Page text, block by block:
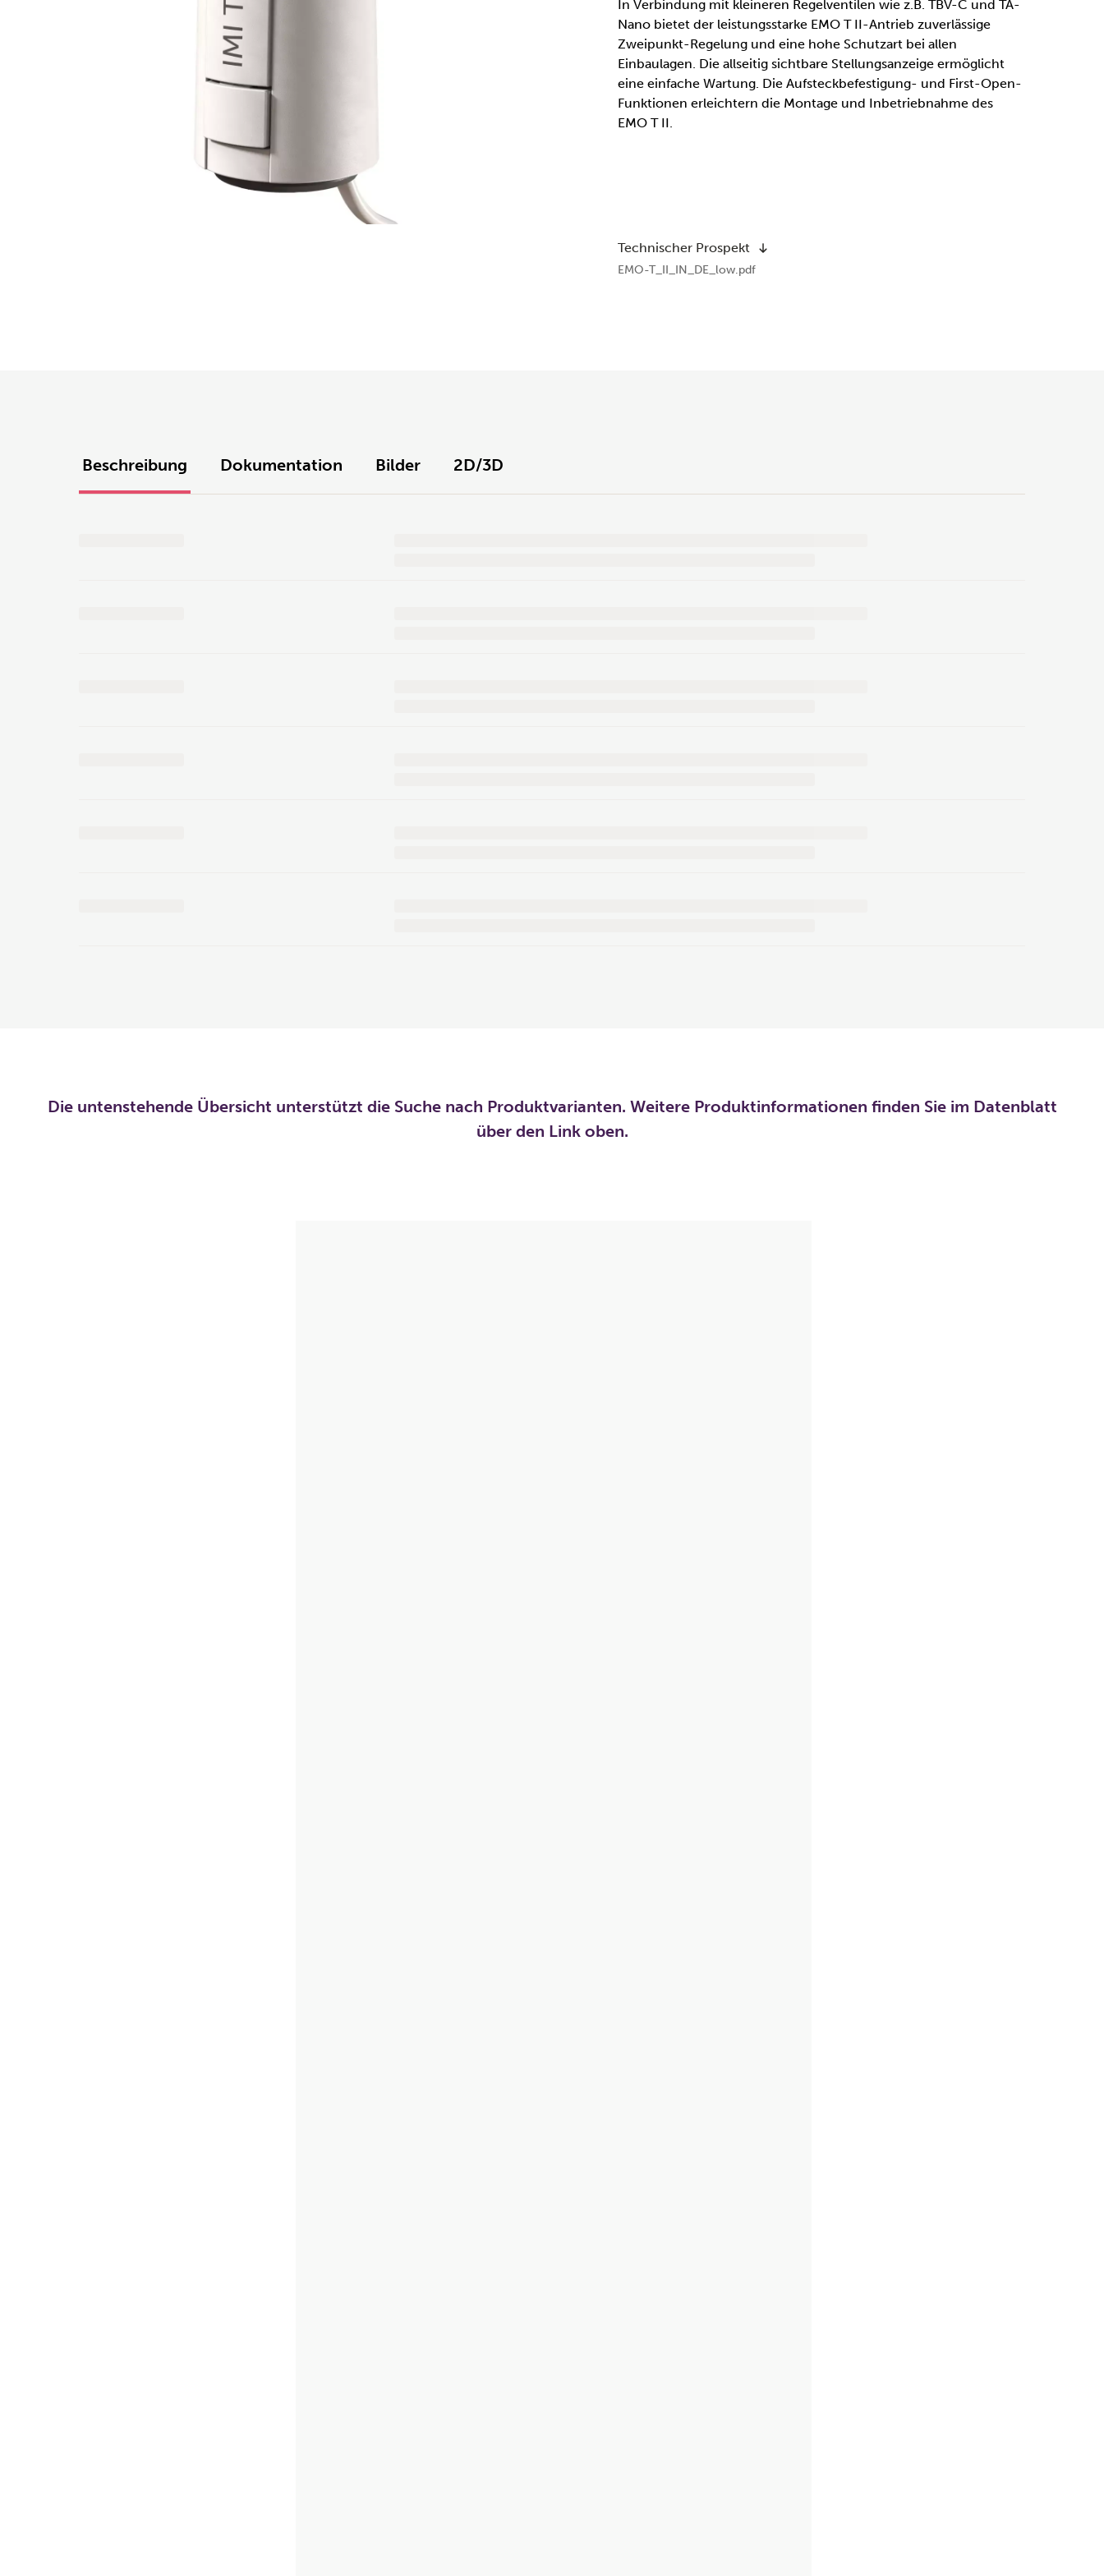
In Verbindung mit kleineren Regelventilen wie z.B. TBV-C und TA-
Nano bietet der leistungsstarke EMO T II-Antrieb zuverlässige
Zweipunkt-Regelung und eine hohe Schutzart bei allen
Einbaulagen. Die allseitig sichtbare Stellungsanzeige ermöglicht
eine einfache Wartung. Die Aufsteckbefestigung- und First-Open-
Funktionen erleichtern die Montage und Inbetriebnahme des
EMO T II.
Technischer Prospekt
EMO-T_II_IN_DE_low.pdf
Beschreibung Dokumentation Bilder 2D/3D
Die untenstehende Übersicht unterstützt die Suche nach Produktvarianten. Weitere Produktinformationen finden Sie im Datenblatt
über den Link oben.